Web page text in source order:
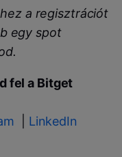
a regisztrációt
egy spot
fel a Bitget
LinkedIn